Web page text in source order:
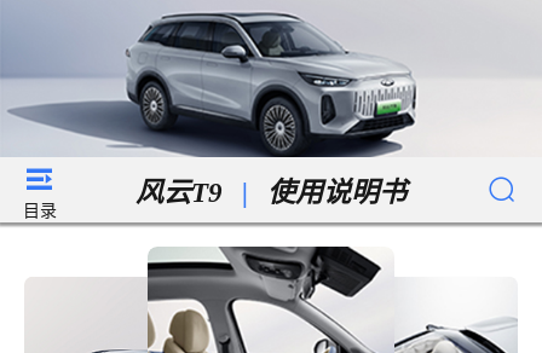
目录
风云T9 | 使用说明书